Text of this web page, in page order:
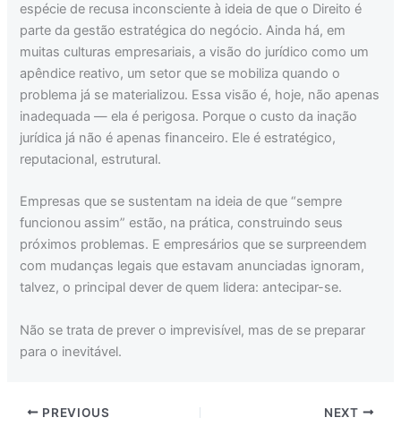
espécie de recusa inconsciente à ideia de que o Direito é
parte da gestão estratégica do negócio. Ainda há, em
muitas culturas empresariais, a visão do jurídico como um
apêndice reativo, um setor que se mobiliza quando o
problema já se materializou. Essa visão é, hoje, não apenas
inadequada — ela é perigosa. Porque o custo da inação
jurídica já não é apenas financeiro. Ele é estratégico,
reputacional, estrutural.
Empresas que se sustentam na ideia de que “sempre
funcionou assim” estão, na prática, construindo seus
próximos problemas. E empresários que se surpreendem
com mudanças legais que estavam anunciadas ignoram,
talvez, o principal dever de quem lidera: antecipar-se.
Não se trata de prever o imprevisível, mas de se preparar
para o inevitável.
PREVIOUS NEXT